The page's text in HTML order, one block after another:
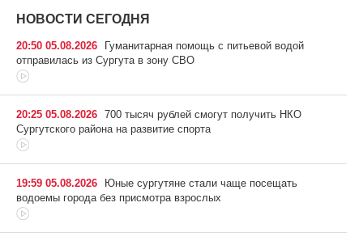
НОВОСТИ СЕГОДНЯ
20:50 05.08.2026
Гуманитарная помощь с питьевой водой
отправилась из Сургута в зону СВО
20:25 05.08.2026 700 тысяч рублей смогут получить НКО
Сургутского района на развитие спорта
19:59 05.08.2026
Юные сургутяне стали чаще посещать
водоемы города без присмотра взрослых